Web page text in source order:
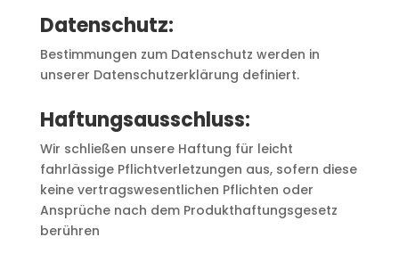
Datenschutz:
Bestimmungen zum Datenschutz werden in
unserer Datenschutzerklärung definiert.
Haftungsausschluss:
Wir schließen unsere Haftung für leicht
fahrlässige Pflichtverletzungen aus, sofern diese
keine vertragswesentlichen Pflichten oder
Ansprüche nach dem Produkthaftungsgesetz
berühren